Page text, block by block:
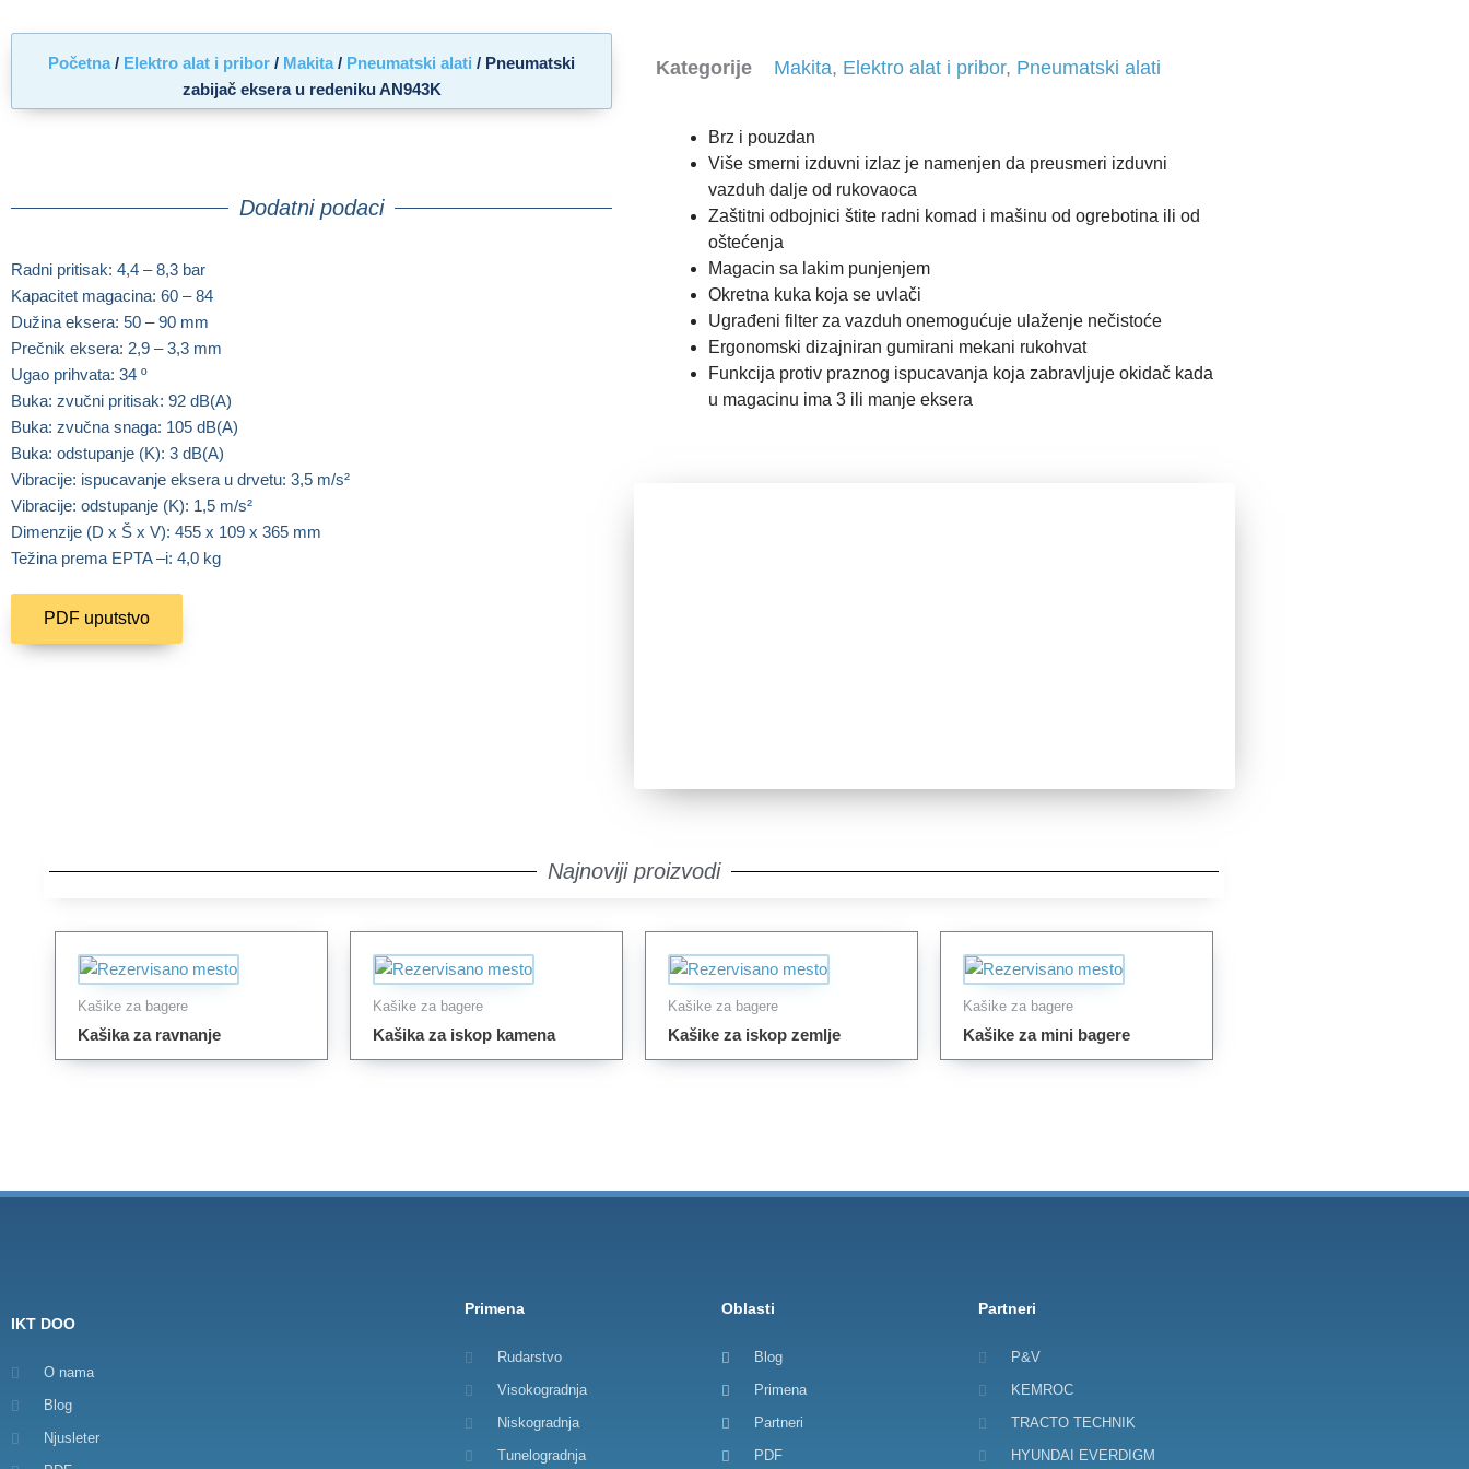
Početna / Elektro alat i pribor / Makita / Pneumatski alati / Pneumatski
zabijač eksera u redeniku AN943K
Dodatni podaci
Radni pritisak: 4,4 – 8,3 bar
Kapacitet magacina: 60 – 84
Dužina eksera: 50 – 90 mm
Prečnik eksera: 2,9 – 3,3 mm
Ugao prihvata: 34 º
Buka: zvučni pritisak: 92 dB(A)
Buka: zvučna snaga: 105 dB(A)
Buka: odstupanje (K): 3 dB(A)
Vibracije: ispucavanje eksera u drvetu: 3,5 m/s²
Vibracije: odstupanje (K): 1,5 m/s²
Dimenzije (D x Š x V): 455 x 109 x 365 mm
Težina prema EPTA –i: 4,0 kg
PDF uputstvo
Kategorije Makita, Elektro alat i pribor, Pneumatski alati
Brz i pouzdan
Više smerni izduvni izlaz je namenjen da preusmeri izduvni
vazduh dalje od rukovaoca
Zaštitni odbojnici štite radni komad i mašinu od ogrebotina ili od
oštećenja
Magacin sa lakim punjenjem
Okretna kuka koja se uvlači
Ugrađeni filter za vazduh onemogućuje ulaženje nečistoće
Ergonomski dizajniran gumirani mekani rukohvat
Funkcija protiv praznog ispucavanja koja zabravljuje okidač kada
u magacinu ima 3 ili manje eksera
Najnoviji proizvodi
Kašike za bagere
Kašika za ravnanje
Kašike za bagere
Kašika za iskop kamena
Kašike za bagere
Kašike za iskop zemlje
Kašike za bagere
Kašike za mini bagere
IKT DOO
O nama
Blog
Njusleter
Primena
Rudarstvo
Visokogradnja
Niskogradnja
Tunelogradnja
Oblasti
Blog
Primena
Partneri
PDF
Partneri
P&V
KEMROC
TRACTO TECHNIK
HYUNDAI EVERDIGM